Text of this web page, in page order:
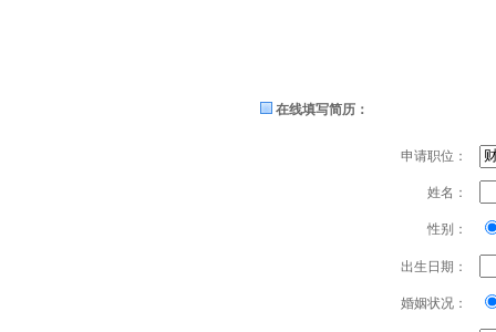
在线填写简历：
申请职位：
姓名：
性别：
出生日期：
婚姻状况：